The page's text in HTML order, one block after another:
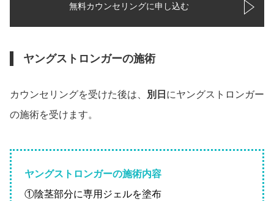
無料カウンセリングに申し込む
ヤングストロンガーの施術
カウンセリングを受けた後は、 別日 にヤングストロンガー
の施術を受けます。
ヤングストロンガーの施術内容
①陰茎部分に専用ジェルを塗布